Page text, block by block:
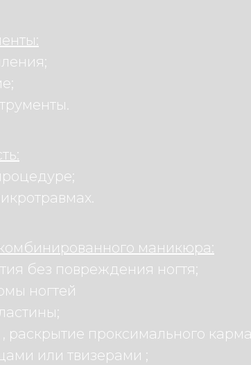
маникюра:
без повреждения ногтя;
ногтей
раскрытие проксимального
или твизерами ;